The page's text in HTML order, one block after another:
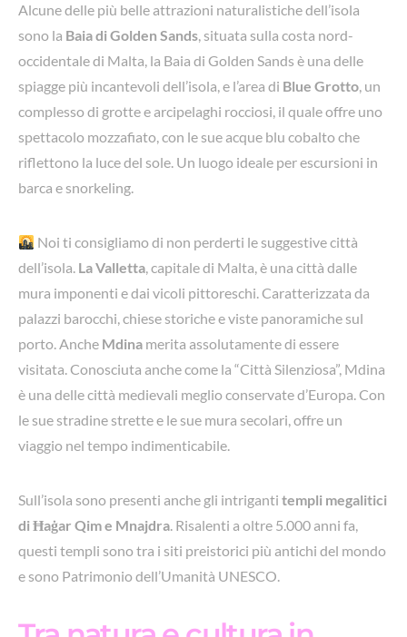
Alcune delle più belle attrazioni naturalistiche dell’isola
sono la Baia di Golden Sands, situata sulla costa nord-
occidentale di Malta, la Baia di Golden Sands è una delle
spiagge più incantevoli dell’isola, e l’area di Blue Grotto, un
complesso di grotte e arcipelaghi rocciosi, il quale offre uno
spettacolo mozzafiato, con le sue acque blu cobalto che
riflettono la luce del sole. Un luogo ideale per escursioni in
barca e snorkeling.
Noi ti consigliamo di non perderti le suggestive città
dell’isola. La Valletta, capitale di Malta, è una città dalle
mura imponenti e dai vicoli pittoreschi. Caratterizzata da
palazzi barocchi, chiese storiche e viste panoramiche sul
porto. Anche Mdina merita assolutamente di essere
visitata. Conosciuta anche come la “Città Silenziosa”, Mdina
è una delle città medievali meglio conservate d’Europa. Con
le sue stradine strette e le sue mura secolari, offre un
viaggio nel tempo indimenticabile.
Sull’isola sono presenti anche gli intriganti templi megalitici
di Ħaġar Qim e Mnajdra. Risalenti a oltre 5.000 anni fa,
questi templi sono tra i siti preistorici più antichi del mondo
e sono Patrimonio dell’Umanità UNESCO.